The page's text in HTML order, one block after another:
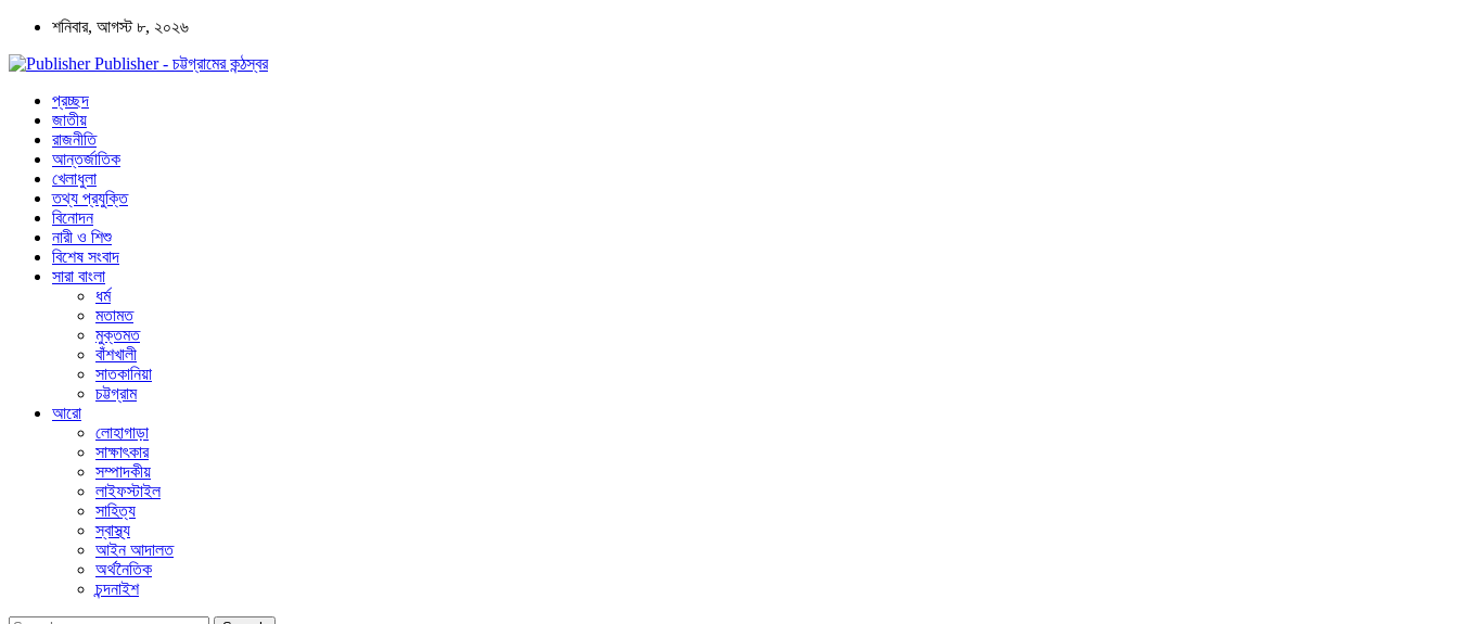
শনিবার, আগস্ট ৮, ২০২৬
Publisher - চট্টগ্রামের কন্ঠস্বর
প্রচ্ছদ
জাতীয়
রাজনীতি
আন্তর্জাতিক
খেলাধুলা
তথ্য প্রযুক্তি
বিনোদন
নারী ও শিশু
বিশেষ সংবাদ
সারা বাংলা
ধর্ম
মতামত
মুক্তমত
বাঁশখালী
সাতকানিয়া
চট্টগ্রাম
আরো
লোহাগাড়া
সাক্ষাৎকার
সম্পাদকীয়
লাইফস্টাইল
সাহিত্য
স্বাস্থ্য
আইন আদালত
অর্থনৈতিক
চন্দনাইশ